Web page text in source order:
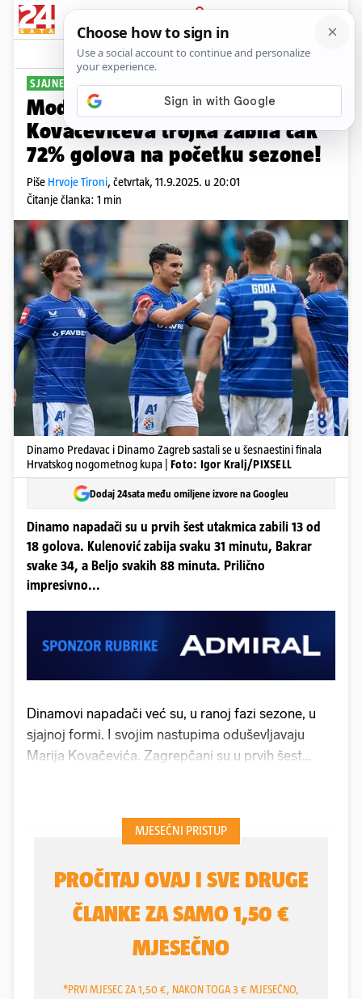
PRIJAVA
Sport Komentari
SJAJNE BROJKE PLUS+
Modri napadači već isporučuju:
Kovačevićeva trojka zabila čak
72% golova na početku sezone!
Piše Hrvoje Tironi, četvrtak, 11.9.2025. u 20:01
Čitanje članka: 1 min
Dinamo Predavac i Dinamo Zagreb sastali se u šesnaestini finala
Hrvatskog nogometnog kupa | Foto: Igor Kralj/PIXSELL
Dodaj 24sata među omiljene izvore na Googleu
Dinamo napadači su u prvih šest utakmica zabili 13 od
18 golova. Kulenović zabija svaku 31 minutu, Bakrar
svake 34, a Beljo svakih 88 minuta. Prilično
impresivno...
Dinamovi napadači već su, u ranoj fazi sezone, u
sjajnoj formi. I svojim nastupima oduševljavaju
Marija Kovačevića. Zagrepčani su u prvih šest
treneru u kadru ostavio Sandra Kulenovića, doveo
mu Diona Drena Belju i Mounsefa Bakrara, a ti